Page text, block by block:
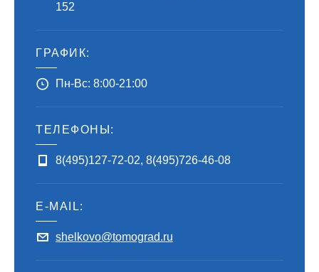
152
ГРАФИК:
Пн-Вс: 8:00-21:00
ТЕЛЕФОНЫ:
8(495)127-72-02, 8(495)726-46-08
E-MAIL:
shelkovo@tomograd.ru